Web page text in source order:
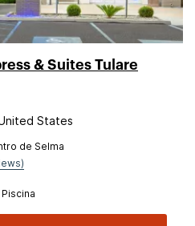
& Suites Tulare
States
de Selma
Piscina